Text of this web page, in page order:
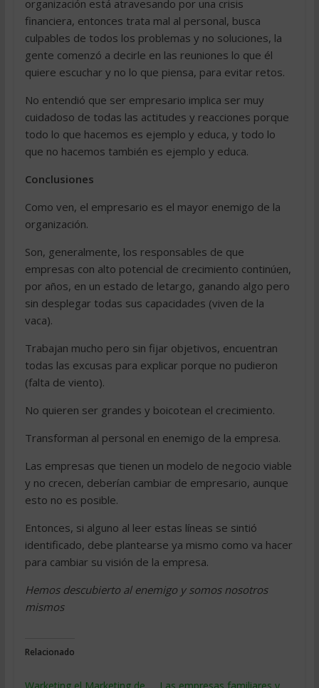
organización está atravesando por una crisis
financiera, entonces trata mal al personal, busca
culpables de todos los problemas y no soluciones, la
gente comenzó a decirle en las reuniones lo que él
quiere escuchar y no lo que piensa, para evitar retos.
No entendió que ser empresario implica ser muy
cuidadoso de todas las actitudes y reacciones porque
todo lo que hacemos es ejemplo y educa, y todo lo
que no hacemos también es ejemplo y educa.
Conclusiones
Como ven, el empresario es el mayor enemigo de la
organización.
Son, generalmente, los responsables de que
empresas con alto potencial de crecimiento continúen,
por años, en un estado de letargo, ganando algo pero
sin desplegar todas sus capacidades (viven de la
vaca).
Trabajan mucho pero sin fijar objetivos, encuentran
todas las excusas para explicar porque no pudieron
(falta de viento).
No quieren ser grandes y boicotean el crecimiento.
Transforman al personal en enemigo de la empresa.
Las empresas que tienen un modelo de negocio viable
y no crecen, deberían cambiar de empresario, aunque
esto no es posible.
Entonces, si alguno al leer estas líneas se sintió
identificado, debe plantearse ya mismo como va hacer
para cambiar su visión de la empresa.
Hemos descubierto al enemigo y somos nosotros
mismos
Relacionado